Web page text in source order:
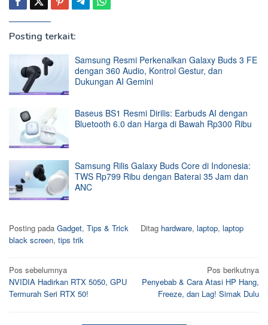
Posting terkait:
Samsung Resmi Perkenalkan Galaxy Buds 3 FE
dengan 360 Audio, Kontrol Gestur, dan
Dukungan AI Gemini
Baseus BS1 Resmi Dirilis: Earbuds AI dengan
Bluetooth 6.0 dan Harga di Bawah Rp300 Ribu
Samsung Rilis Galaxy Buds Core di Indonesia:
TWS Rp799 Ribu dengan Baterai 35 Jam dan
ANC
Posting pada Gadget, Tips & Trick Ditag hardware, laptop, laptop
black screen, tips trik
Navigasi
pos
Pos sebelumnya
NVIDIA Hadirkan RTX 5050, GPU
Termurah Seri RTX 50!
Pos berikutnya
Penyebab & Cara Atasi HP Hang,
Freeze, dan Lag! Simak Dulu